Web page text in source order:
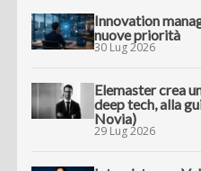
Innovation
nuove priorità
30 Lug 2026
Elemaster crea
deep tech, alla
Novia)
29 Lug 2026